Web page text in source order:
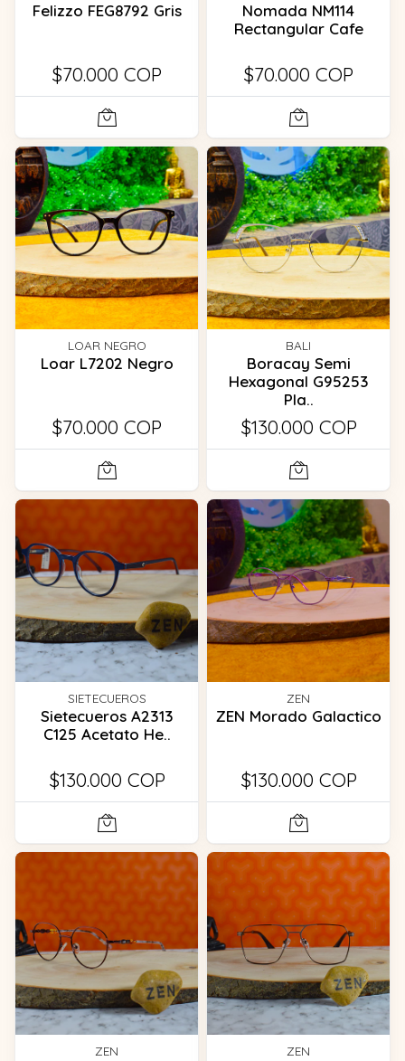
Felizzo FEG8792 Gris
$70.000 COP
Nomada NM114
Rectangular Cafe
$70.000 COP
LOAR NEGRO
Loar L7202 Negro
$70.000 COP
BALI
Boracay Semi
Hexagonal G95253
Pla..
$130.000 COP
SIETECUEROS
Sietecueros A2313
C125 Acetato He..
$130.000 COP
ZEN
ZEN Morado Galactico
$130.000 COP
ZEN ZEN